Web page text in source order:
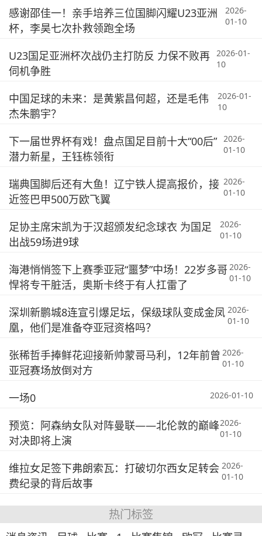
感谢邵佳一！亲手培养三位国脚闪耀U23亚洲
杯，李昊七次扑救领跑全场
2026-
01-10
U23国足亚洲杯次战仍主打防反 力保不败再
伺机争胜
2026-01-
10
中国足球的未来：是黄紫昌何超，还是毛伟
杰朱鹏宇？
2026-01-
10
下一届世界杯有戏！盘点国足目前十大“00后”
潜力新星，王钰栋领衔
2026-
01-10
瑞典国脚后还有大鱼！辽宁铁人提高报价，接
近签巴甲500万欧飞翼
2026-
01-10
足协主席宋凯为于汉超颁发纪念球衣 为国足
出战59场进9球
2026-
01-10
海港悄悄签下上赛季亚冠“噩梦”中场！22岁多哥
悍将专干脏活，奥斯卡终于有人扛雷了
2026-
01-10
深圳新鹏城8连宣引爆足坛，保级球队变成金凤
凰，他们是准备夺亚冠资格吗？
2026-
01-10
张稀哲手捧鲜花迎接新帅蒙哥马利，12年前曾
亚冠赛场放倒对方
2026-
01-10
一场0 2026-01-10
预览：阿森纳女队对阵曼联——北伦敦的巅峰
对决即将上演
2026-
01-10
维拉女足签下弗朗索瓦：打破切尔西女足转会
费纪录的背后故事
2026-
01-10
热门标签